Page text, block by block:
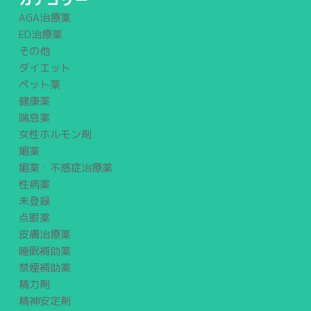
AGA治療薬
ED治療薬
その他
ダイエット
ペット薬
健康薬
喘息薬
女性ホルモン剤
媚薬
媚薬・不感症治療薬
性病薬
未登録
点眼薬
皮膚治療薬
睡眠補助薬
禁煙補助薬
精力剤
精神安定剤